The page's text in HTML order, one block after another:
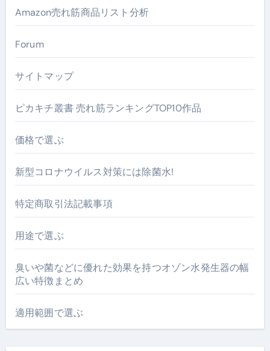
Amazon売れ筋商品リスト分析
Forum
サイトマップ
ピカキチ叢書 売れ筋ランキングTOP10作品
価格で選ぶ
新型コロナウイルス対策には除菌水!
特定商取引法記載事項
用途で選ぶ
臭いや菌などに優れた効果を持つオゾン水発生器の幅
広い特徴まとめ
適用範囲で選ぶ